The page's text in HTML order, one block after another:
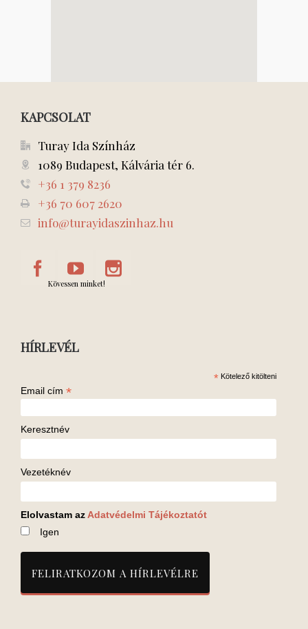
KAPCSOLAT
Turay Ida Színház
1089 Budapest, Kálvária tér 6.
+36 1 379 8236
+36 70 607 2620
info@turayidaszinhaz.hu
Kövessen minket!
HÍRLEVÉL
* Kötelező kitölteni
Email cím *
Keresztnév
Vezetéknév
Elolvastam az Adatvédelmi Tájékoztatót
Igen